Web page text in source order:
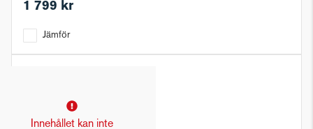
1 799 kr
Jämför
Innehållet kan inte